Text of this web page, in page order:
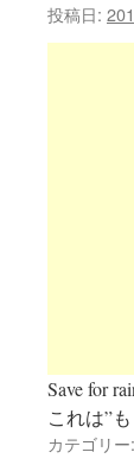
投稿日:
Save for
これは”
カテゴリー: